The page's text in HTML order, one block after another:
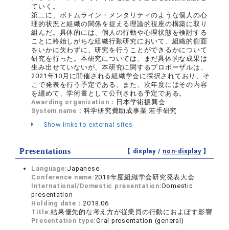
ていく。
第二に、ボトムライン・メンタリティのような個人の心
理的状況と組織の関係を捉える理論的視座の構築に取り
組んだ。具体的には、個人の行動や心理状態を検討する
ことに終始しがちな組織行動研究において、組織的側面
をいかに失わずに、研究を行うことができるかについて
研究を行った。本研究については、まだ具体的な成果は
生み出せていないが、本研究に関するプロポーザルは、
2021年10月に開催される組織学会に採択されており、そ
こで発表を行う予定である。また、次年度にはその内容
を纏めて、学術書として公刊される予定である。
Awarding organization： 日本学術振興会
System name： 科学研究費助成事業 若手研究
Show links to external sites
Presentations 【 display / non-display】
Language:Japanese
Conference name:2018年度組織学会研究発表大会
International/Domestic presentation:Domestic
presentation
Holding date：2018.06
Title:結果優先的な考え方が従業員の行動におよぼす影響
Presentation type:Oral presentation (general)